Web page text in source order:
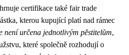
certifikace také fair trade
kterou kupující platí nad rámec
není určena jednotlivým pěstitelům,
které společně rozhodují o